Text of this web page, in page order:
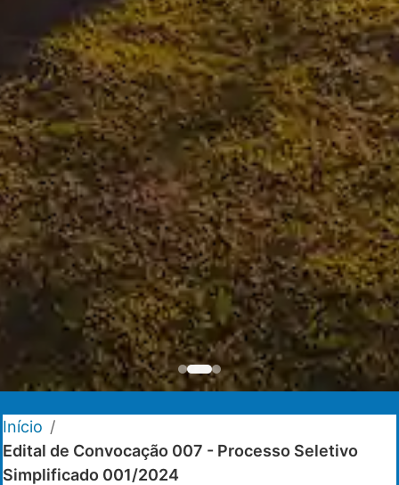
Início /
Edital de Convocação 007 - Processo Seletivo
Simplificado 001/2024